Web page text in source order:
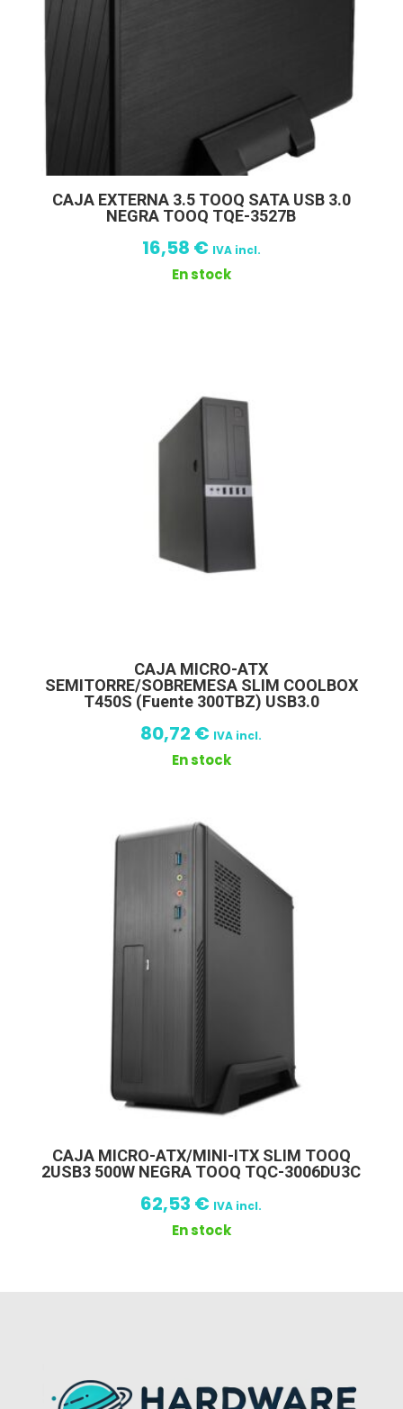
CAJA EXTERNA 3.5 TOOQ SATA USB 3.0
NEGRA TOOQ TQE-3527B
16,58 € IVA incl.
En stock
CAJA MICRO-ATX
SEMITORRE/SOBREMESA SLIM COOLBOX
T450S (Fuente 300TBZ) USB3.0
80,72 € IVA incl.
En stock
CAJA MICRO-ATX/MINI-ITX SLIM TOOQ
2USB3 500W NEGRA TOOQ TQC-3006DU3C
62,53 € IVA incl.
En stock